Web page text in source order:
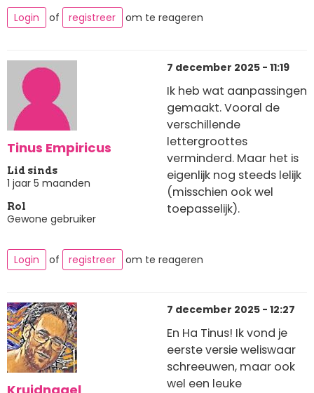
Login of registreer om te reageren
Tinus Empiricus
Lid sinds
1 jaar 5 maanden
Rol
Gewone gebruiker
7 december 2025 - 11:19
Ik heb wat aanpassingen
gemaakt. Vooral de
verschillende
lettergroottes
verminderd. Maar het is
eigenlijk nog steeds lelijk
(misschien ook wel
toepasselijk).
Login of registreer om te reageren
7 december 2025 - 12:27
En Ha Tinus! Ik vond je
eerste versie weliswaar
schreeuwen, maar ook
wel een leuke